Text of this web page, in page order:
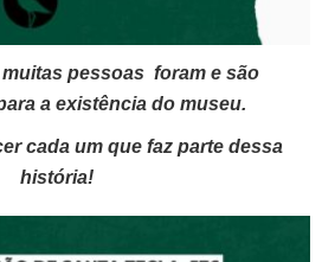
pessoas foram e são
a existência do museu.
cada um que faz parte dessa
história!